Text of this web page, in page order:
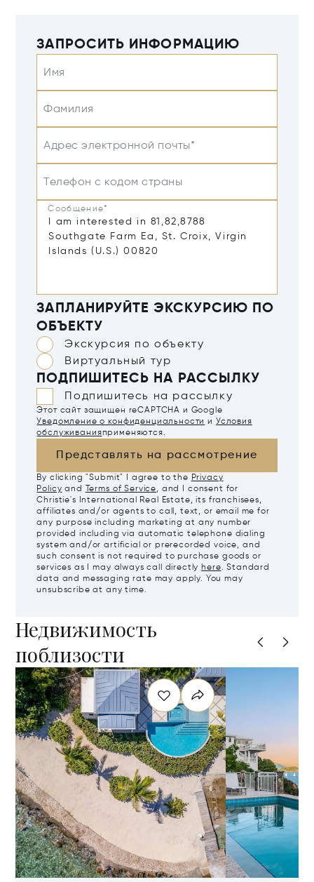
ЗАПРОСИТЬ ИНФОРМАЦИЮ
Имя
Фамилия
Адрес электронной почты*
Телефон с кодом страны
Сообщение*
ЗАПЛАНИРУЙТЕ ЭКСКУРСИЮ ПО
ОБЪЕКТУ
Экскурсия по объекту
Виртуальный тур
ПОДПИШИТЕСЬ НА РАССЫЛКУ
Подпишитесь на рассылку
Этот сайт защищен reCAPTCHA и Google
Уведомление о конфиденциальности и Условия
обслуживанияприменяются.
Представлять на рассмотрение
By clicking "Submit" I agree to the Privacy
Policy and Terms of Service, and I consent for
Christie's International Real Estate, its franchisees,
affiliates and/or agents to call, text, or email me for
any purpose including marketing at any number
provided including via automatic telephone dialing
system and/or artificial or prerecorded voice, and
such consent is not required to purchase goods or
services as I may always call directly here. Standard
data and messaging rate may apply. You may
unsubscribe at any time.
Недвижимость
поблизости